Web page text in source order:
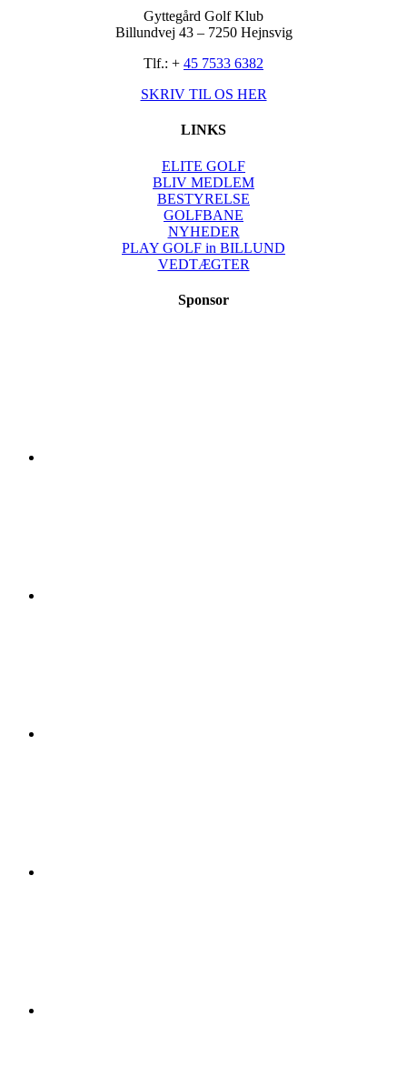
Gyttegård Golf Klub
Billundvej 43 – 7250 Hejnsvig
Tlf.: + 45 7533 6382
SKRIV TIL OS HER
LINKS
ELITE GOLF
BLIV MEDLEM
BESTYRELSE
GOLFBANE
NYHEDER
PLAY GOLF in BILLUND
VEDTÆGTER
Sponsor